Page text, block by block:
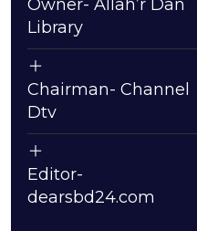
Owner- Allah’r Dan
Library
Chairman- Channel
Dtv
Editor-
dearsbd24.com